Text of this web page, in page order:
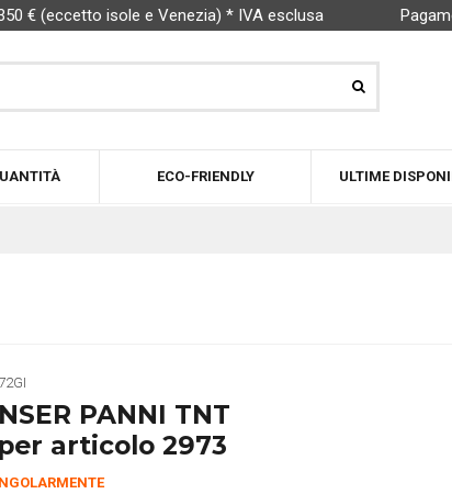
€ (eccetto isole e Venezia) * IVA esclusa
ECO-FRIENDLY ULTIME
PANNI TNT
articolo 2973